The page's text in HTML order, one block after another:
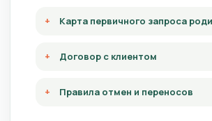
Карта первичного запроса
Договор с клиентом
Правила отмен и переносов